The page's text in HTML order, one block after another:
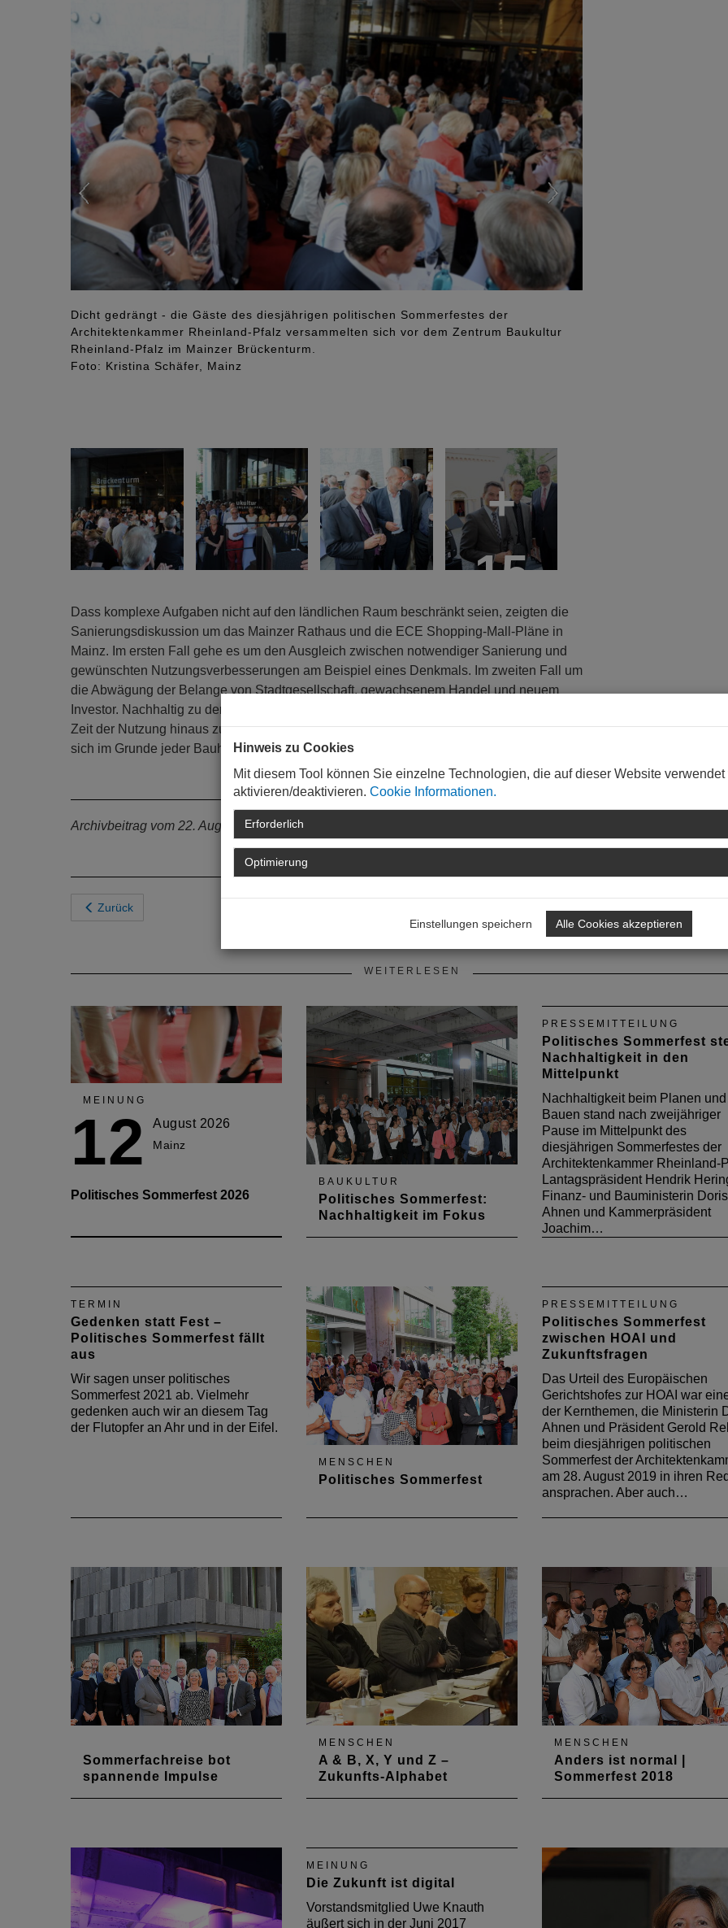
Dicht gedrängt - die Gäste des diesjährigen politischen Sommerfestes der
Architektenkammer Rheinland-Pfalz versammelten sich vor dem Zentrum Baukultur
Rheinland-Pfalz im Mainzer Brückenturm.
Foto: Kristina Schäfer, Mainz
+
15
Dass komplexe Aufgaben nicht auf den ländlichen Raum beschränkt seien, zeigten die
Sanierungsdiskussion um das Mainzer Rathaus und die ECE Shopping-Mall-Pläne in
Mainz. Im ersten Fall gehe es um den Ausgleich zwischen notwendiger Sanierung und
gewünschten Nutzungsverbesserungen am Beispiel eines Denkmals. Im zweiten Fall um
die Abwägung der Belange von Stadtgesellschaft, gewachsenem Handel und neuem
Investor. Nachhaltig zu denken gebiete hier, die Folgen für den Stadtorganismus über die
Zeit der Nutzung hinaus zu prüfen. Nachnutzung oder Rückbau seien die Fragen, denen
sich im Grunde jeder Bauherr heute stellen müsse.
Archivbeitrag vom 22. August 2013
Zurück
WEITERLESEN
MEINUNG
12 August 2026
Mainz
Politisches Sommerfest 2026
BAUKULTUR
Politisches Sommerfest:
Nachhaltigkeit im Fokus
Informationsaustausches zu
aktuellen Herausforderungen im
Baugeschehen.
PRESSEMITTEILUNG
Politisches Sommerfest
Nachhaltigkeit in den
Mittelpunkt
Nachhaltigkeit beim Planen und
Bauen stand nach zweijähriger
Pause im Mittelpunkt des
diesjährigen Sommerfestes der
Architektenkammer Rheinland-
Lantagspräsident Hendrik
Finanz- und Bauministerin Doris
Ahnen und Kammerpräsident
Joachim…
TERMIN
Gedenken statt Fest –
Politisches Sommerfest fällt
aus
Wir sagen unser politisches
Sommerfest 2021 ab. Vielmehr
gedenken auch wir an diesem Tag
der Flutopfer an Ahr und in der Eifel.
MENSCHEN
Politisches Sommerfest
PRESSEMITTEILUNG
Politisches Sommerfest
zwischen HOAI und
Zukunftsfragen
Das Urteil des Europäischen
Gerichtshofes zur HOAI war
der Kernthemen, die Ministerin
Ahnen und Präsident Gerold
beim diesjährigen politischen
Sommerfest der
am 28. August 2019 in ihren
ansprachen. Aber auch…
Sommerfachreise bot
spannende Impulse
Juli sieben Stationen zwischen
Neuwied und Speyer.
MENSCHEN
A & B, X, Y und Z –
Zukunfts-Alphabet
Blick.
MENSCHEN
Anders ist normal |
Sommerfest 2018
Sommerfestes 2018 der
Pfalz. Gut 300 Gäste aus
Verwaltung, (Bau-)Wirtschaft
und Kultur waren ins Zentrum
MEINUNG
Die Zukunft ist digital
Vorstandsmitglied Uwe Knauth
äußert sich in der Juni 2017
Hinweis zu Cookies
Mit diesem Tool können Sie einzelne Technologien, die auf dieser Website verwendet
aktivieren/deaktivieren. Cookie Informationen.
Erforderlich
Optimierung
Einstellungen speichern Alle Cookies akzeptieren